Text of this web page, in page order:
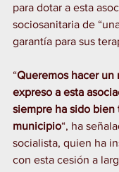
para dotar a esta
sociosanitaria de
garantía para sus
“Queremos hacer
expreso a esta
siempre ha sido bien
municipio“, ha
socialista, quien ha
con esta cesión a